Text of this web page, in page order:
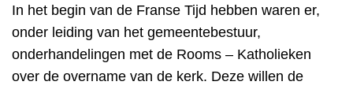
In het begin van de Franse Tijd hebben waren er,
onder leiding van het gemeentebestuur,
onderhandelingen met de Rooms – Katholieken
over de overname van de kerk. Deze willen de